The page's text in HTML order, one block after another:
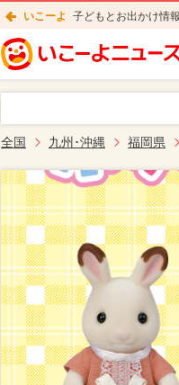
いこーよ 子どもとお出かけ情
全国 九州･沖縄 福岡県